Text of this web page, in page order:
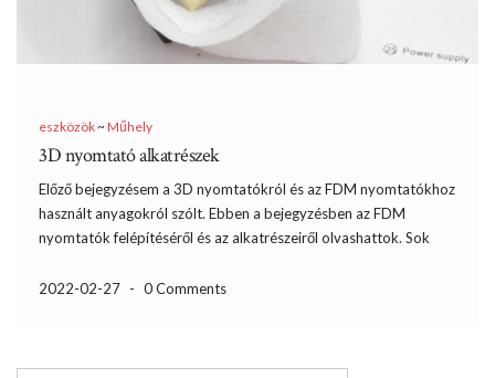
eszközök~Műhely
3D nyomtató alkatrészek
Előző bejegyzésem a 3D nyomtatókról és az FDM nyomtatókhoz
használt anyagokról szólt. Ebben a bejegyzésben az FDM
nyomtatók felépítéséről és az alkatrészeiről olvashattok. Sok
három elég ritka madár: Poláris nyomtató: A nyomtatás nem a
2022-02-27 - 0 Comments